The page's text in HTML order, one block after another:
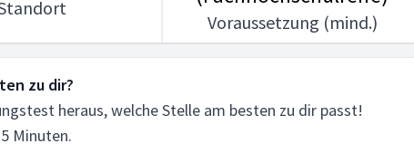
Voraussetzung (mind.)
zu dir?
heraus, welche Stelle am besten zu dir passt!
Minuten.